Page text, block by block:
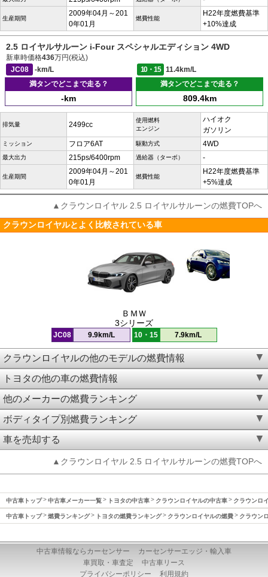
生産期間
2009年04月～201
0年01月
燃費性能
H22年度燃費基準
+10%達成
2.5 ロイヤルサルーン i-Four スペシャルエディション 4WD
新車時価格436万円(税込)
JC08
-km/L 10・15
11.4km/L
満タンでどこまで走る？
-km
満タンでどこまで走る？
809.4km
排気量 2499cc
使用燃料
エンジン
ハイオク
ガソリン
ミッション フロア6AT 駆動方式 4WD
最大出力 215ps/6400rpm 過給器（ターボ） -
生産期間
2009年04月～201
0年01月
燃費性能
H22年度燃費基準
+5%達成
▲クラウンロイヤル 2.5 ロイヤルサルーンの燃費TOPへ
クラウンロイヤルとよく比較されている車
ＢＭＷ
3シリーズ
JC08 9.9km/L 10・15 7.9km/L
クラウンロイヤルの他のモデルの燃費情報
トヨタの他の車の燃費情報
他のメーカーの燃費ランキング
ボディタイプ別燃費ランキング
車を売却する
▲クラウンロイヤル 2.5 ロイヤルサルーンの燃費TOPへ
中古車トップ 中古車メーカー一覧 トヨタの中古車 クラウンロイヤルの中古車 クラウンロ
中古車トップ 燃費ランキング トヨタの燃費ランキング クラウンロイヤルの燃費 クラウン
中古車情報ならカーセンサー
カーセンサーエッジ・輸入車
車買取・車査定
中古車リース
プライバシーポリシー
利用規約